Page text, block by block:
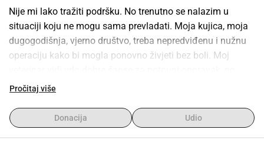
Nije mi lako tražiti podršku. No trenutno se nalazim u
situaciji koju ne mogu sama prevladati. Moja kujica, moja
dugogodišnja, vjerno društvo, treba nepredviđenu i nužnu
operaciju kako bi mogla ponovno živjeti bez boli. Moj
troškovi od oko 3.500 eura trenutno daleko nadmašuju
godina, izgubila sam prije godinu dana svoj gotovo 20-
godišnji posao u maloprodaji zbog stečaja. Od tada
Pročitaj više
Donacija Udio